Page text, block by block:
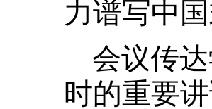
力谱写中
会议传
时的重要